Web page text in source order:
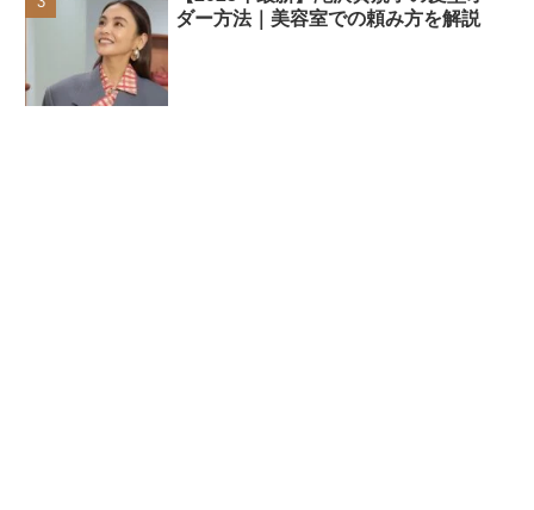
ダー方法｜美容室での頼み方を解説